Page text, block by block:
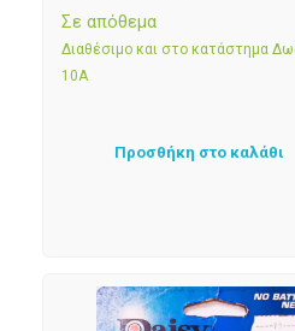
Σε απόθεμα
Διαθέσιμο και στο κατάστημα
10Α
Προσθήκη στο καλάθι